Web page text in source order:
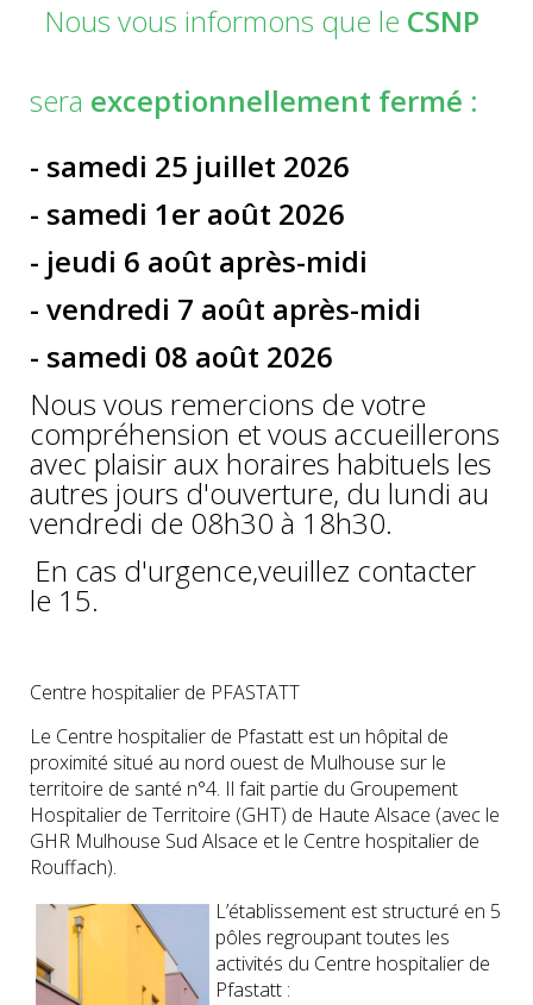
Nous vous informons que le CSNP
sera exceptionnellement fermé :
- samedi 25 juillet 2026
- samedi 1er août 2026
- jeudi 6 août après-midi
- vendredi 7 août après-midi
- samedi 08 août 2026
Nous vous remercions de votre
compréhension et vous accueillerons
avec plaisir aux horaires habituels les
autres jours d'ouverture, du lundi au
vendredi de 08h30 à 18h30.
En cas d'urgence,veuillez contacter
le 15.
Centre hospitalier de PFASTATT
Le Centre hospitalier de Pfastatt est un hôpital de
proximité situé au nord ouest de Mulhouse sur le
territoire de santé n°4. Il fait partie du Groupement
Hospitalier de Territoire (GHT) de Haute Alsace (avec le
GHR Mulhouse Sud Alsace et le Centre hospitalier de
Rouffach).
L’établissement est structuré en 5
pôles regroupant toutes les
activités du Centre hospitalier de
Pfastatt :